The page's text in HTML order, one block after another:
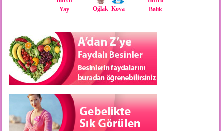
Yay Oğlak Kova Balık